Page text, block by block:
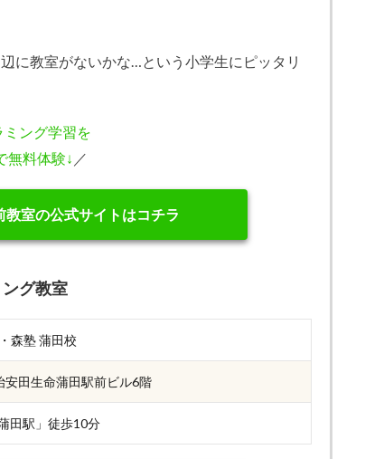
に教室がないかな…という小学生にピッタリ
ング学習を
無料体験↓ ／
室の公式サイトはコチラ
グ教室
森塾 蒲田校
田生命蒲田駅前ビル6階
田駅」徒歩10分